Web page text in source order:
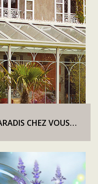
CHEZ VOUS…